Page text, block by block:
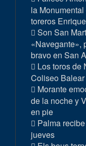
la
toreros
Son San
«Navegante»,
bravo en San
Los toros de
Coliseo Balear
Morante
de la noche y
en pie
Palma
jueves